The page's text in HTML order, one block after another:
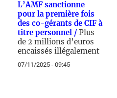
L’AMF sanctionne
pour la première fois
des co-gérants de CIF à
titre personnel / Plus
de 2 millions d’euros
encaissés illégalement
07/11/2025 - 09:45